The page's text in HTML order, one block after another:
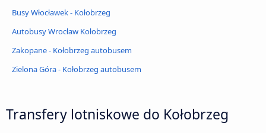
Busy Włocławek - Kołobrzeg
Autobusy Wrocław Kołobrzeg
Zakopane - Kołobrzeg autobusem
Zielona Góra - Kołobrzeg autobusem
Transfery lotniskowe do Kołobrzeg